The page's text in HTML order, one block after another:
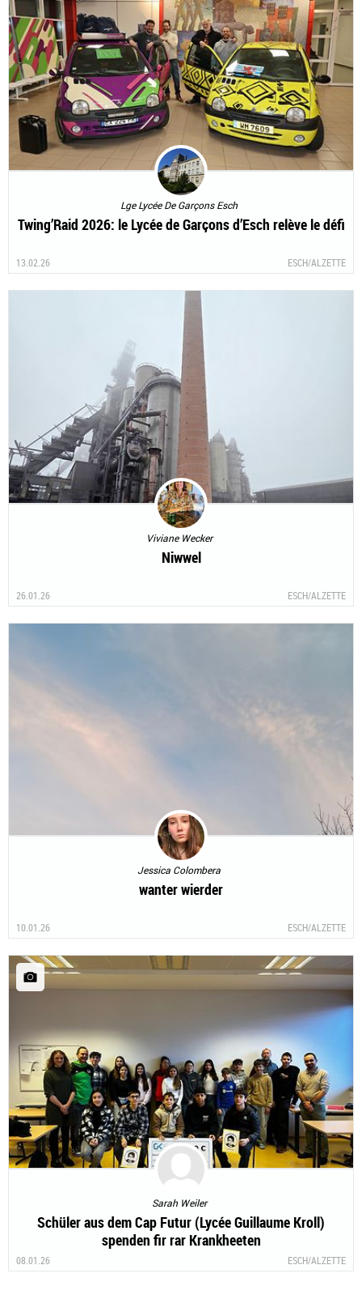
Lge Lycée De Garçons Esch
Twing’Raid 2026: le Lycée de Garçons d’Esch relève le défi
13.02.26 ESCH/ALZETTE
Viviane Wecker
Niwwel
26.01.26 ESCH/ALZETTE
Jessica Colombera
wanter wierder
10.01.26 ESCH/ALZETTE
Sarah Weiler
Schüler aus dem Cap Futur (Lycée Guillaume Kroll)
spenden fir rar Krankheeten
08.01.26 ESCH/ALZETTE